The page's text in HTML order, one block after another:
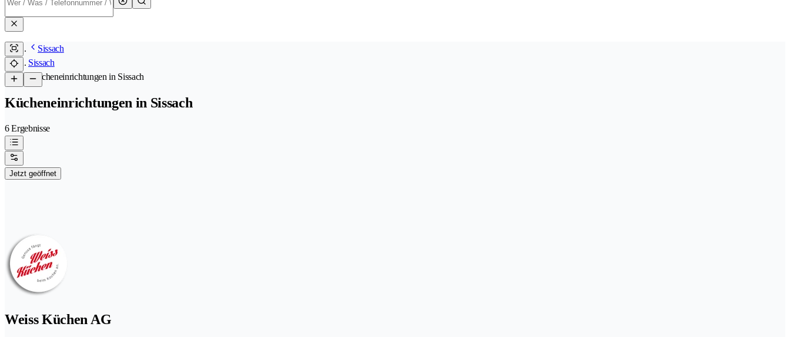
Sissach
Sissach
/Kücheneinrichtungen in Sissach
Kücheneinrichtungen in Sissach
6 Ergebnisse
Jetzt geöffnet
Weiss Küchen AG